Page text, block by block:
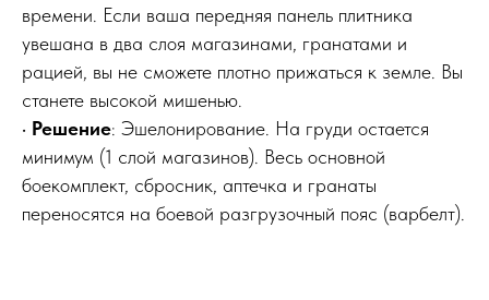
времени. Если ваша передняя панель плитника
увешана в два слоя магазинами, гранатами и
рацией, вы не сможете плотно прижаться к земле. Вы
станете высокой мишенью.
• Решение: Эшелонирование. На груди остается
минимум (1 слой магазинов). Весь основной
боекомплект, сбросник, аптечка и гранаты
переносятся на боевой разгрузочный пояс (варбелт).